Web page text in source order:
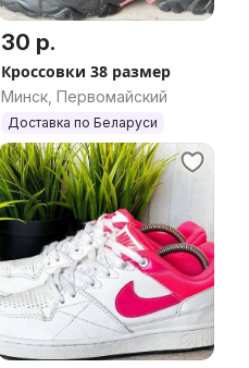
30 р.
Кроссовки 38 размер
Минск, Первомайский
Доставка по Беларуси